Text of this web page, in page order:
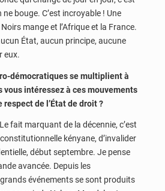
ne bouge. C’est incroyable ! Une
mange et l’Afrique et la France.
État, aucun principe, aucune
eux.
démocratiques se multiplient à
vous intéressez à ces mouvements
de l’État de droit ?
fait marquant de la décennie, c’est
kényane, d’invalider
début septembre. Je pense
avancée. Depuis les
événements se sont produits